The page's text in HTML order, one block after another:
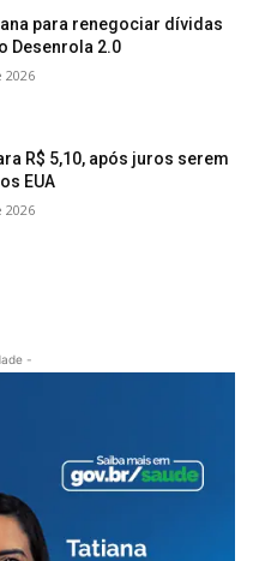
para renegociar dívidas
Desenrola 2.0
2026
R$ 5,10, após juros serem
EUA
2026
-